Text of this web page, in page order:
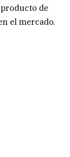
de
el mercado.